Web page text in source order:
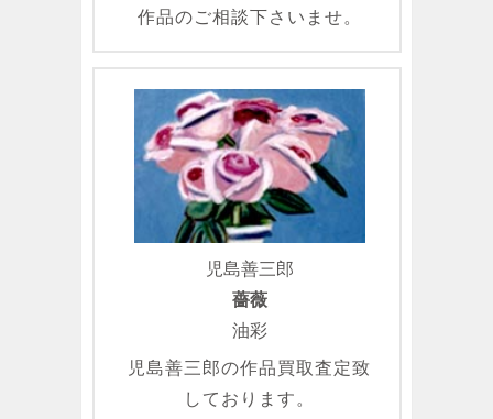
作品のご相談下さいませ。
児島善三郎
薔薇
油彩
児島善三郎の作品買取査定致
しております。